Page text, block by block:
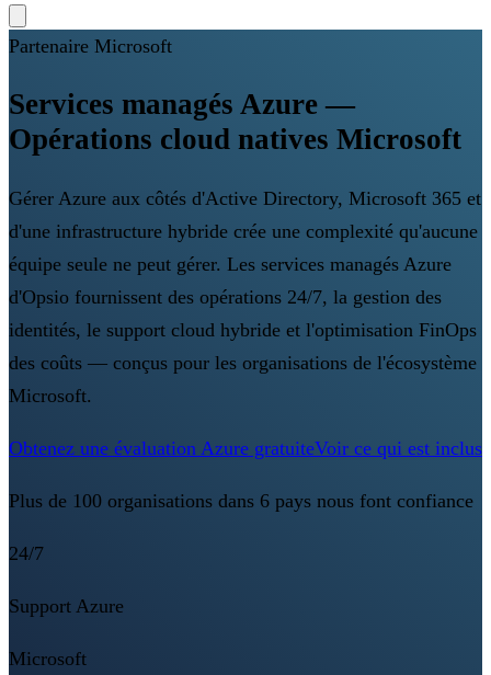
Partenaire Microsoft
Services managés Azure —
Opérations cloud natives Microsoft
Gérer Azure aux côtés d'Active Directory, Microsoft 365 et
d'une infrastructure hybride crée une complexité qu'aucune
équipe seule ne peut gérer. Les services managés Azure
d'Opsio fournissent des opérations 24/7, la gestion des
identités, le support cloud hybride et l'optimisation FinOps
des coûts — conçus pour les organisations de l'écosystème
Microsoft.
Obtenez une évaluation Azure gratuiteVoir ce qui est inclus
Plus de 100 organisations dans 6 pays nous font confiance
24/7
Support Azure
Microsoft